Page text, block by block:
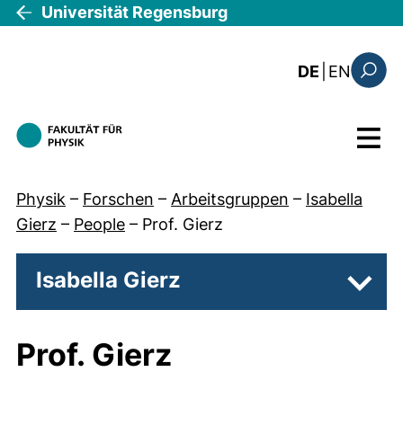
Direkt zum Inhalt
Universität Regensburg
DE EN: this
Menü
Physik – Forschen – Arbeitsgruppen – Isabella
Gierz – People – Prof. Gierz
Isabella Gierz
Prof. Gierz